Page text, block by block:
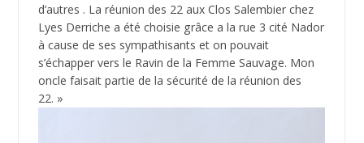
d’autres . La réunion des 22 aux Clos Salembier chez
Lyes Derriche a été choisie grâce a la rue 3 cité Nador
à cause de ses sympathisants et on pouvait
s’échapper vers le Ravin de la Femme Sauvage. Mon
oncle faisait partie de la sécurité de la réunion des
22. »